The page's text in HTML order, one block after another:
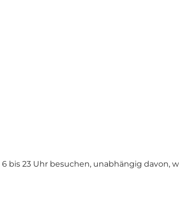
bis 23 Uhr besuchen, unabhängig davon,